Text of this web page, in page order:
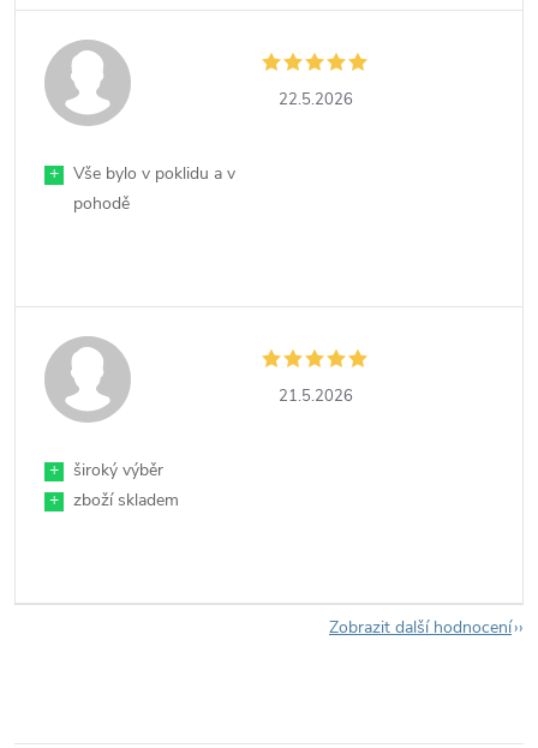
22.5.2026
+
Vše bylo v poklidu a v
pohodě
21.5.2026
+
široký výběr
+
zboží skladem
Zobrazit další hodnocení